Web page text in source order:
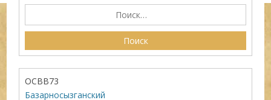
ОСВВ73
Базарносызганский